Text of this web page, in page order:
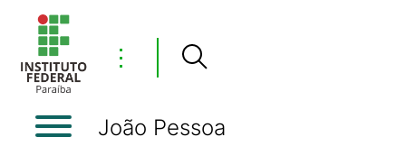
⋮
João Pessoa